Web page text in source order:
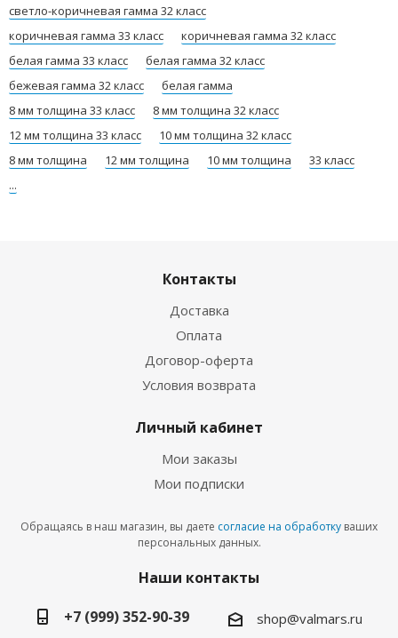
светло-коричневая гамма 32 класс
коричневая гамма 33 класс
коричневая гамма 32 класс
белая гамма 33 класс
белая гамма 32 класс
бежевая гамма 32 класс
белая гамма
8 мм толщина 33 класс
8 мм толщина 32 класс
12 мм толщина 33 класс
10 мм толщина 32 класс
8 мм толщина
12 мм толщина 10 мм толщина
33 класс
...
Контакты
Доставка
Оплата
Договор-оферта
Условия возврата
Личный кабинет
Мои заказы
Мои подписки
Обращаясь в наш магазин, вы даете согласие на обработку ваших
персональных данных.
Наши контакты
+7 (999) 352-90-39
shop@valmars.ru